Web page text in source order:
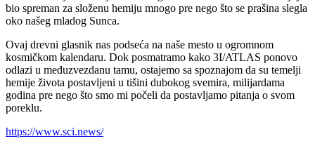
bio spreman za složenu hemiju mnogo pre nego što se prašina slegla
oko našeg mladog Sunca.
Ovaj drevni glasnik nas podseća na naše mesto u ogromnom
kosmičkom kalendaru. Dok posmatramo kako 3I/ATLAS ponovo
odlazi u međuzvezdanu tamu, ostajemo sa spoznajom da su temelji
hemije života postavljeni u tišini dubokog svemira, milijardama
godina pre nego što smo mi počeli da postavljamo pitanja o svom
poreklu.
https://www.sci.news/